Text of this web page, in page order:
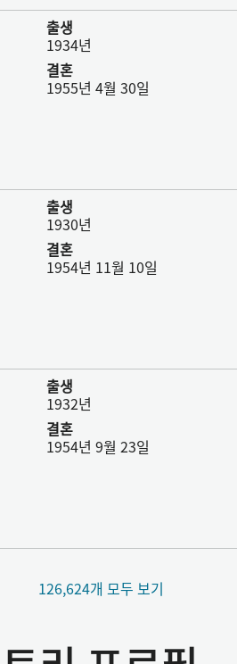
출생
1934년
결혼
1955년 4월 30일
출생
1930년
결혼
1954년 11월 10일
출생
1932년
결혼
1954년 9월 23일
126,624개 모두 보기